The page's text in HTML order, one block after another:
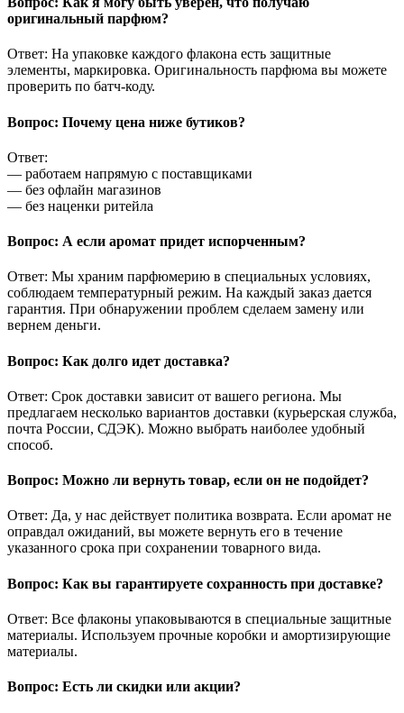
оригинальный парфюм?
Ответ: На упаковке каждого флакона есть защитные
элементы, маркировка. Оригинальность парфюма вы можете
проверить по батч-коду.
Вопрос: Почему цена ниже бутиков?
Ответ:
— работаем напрямую с поставщиками
— без офлайн магазинов
— без наценки ритейла
Вопрос: А если аромат придет испорченным?
Ответ: Мы храним парфюмерию в специальных условиях,
соблюдаем температурный режим. На каждый заказ дается
гарантия. При обнаружении проблем сделаем замену или
вернем деньги.
Вопрос: Как долго идет доставка?
Ответ: Срок доставки зависит от вашего региона. Мы
предлагаем несколько вариантов доставки (курьерская служба,
почта России, СДЭК). Можно выбрать наиболее удобный
способ.
Вопрос: Можно ли вернуть товар, если он не подойдет?
Ответ: Да, у нас действует политика возврата. Если аромат не
оправдал ожиданий, вы можете вернуть его в течение
указанного срока при сохранении товарного вида.
Вопрос: Как вы гарантируете сохранность при доставке?
Ответ: Все флаконы упаковываются в специальные защитные
материалы. Используем прочные коробки и амортизирующие
материалы.
Вопрос: Есть ли скидки или акции?